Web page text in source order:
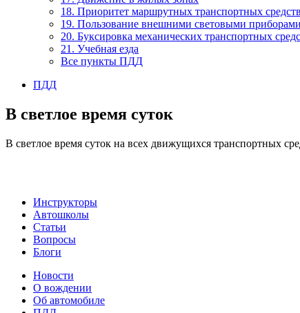
18. Приоритет маршрутных транспортных средств
19. Пользование внешними световыми
20. Буксировка механических транспортных
21. Учебная езда
Все пункты ПДД
ПДД
В светлое время суток
В светлое время суток на всех движущихся транспортных
Инструкторы
Автошколы
Статьи
Вопросы
Блоги
Новости
О вождении
Об автомобиле